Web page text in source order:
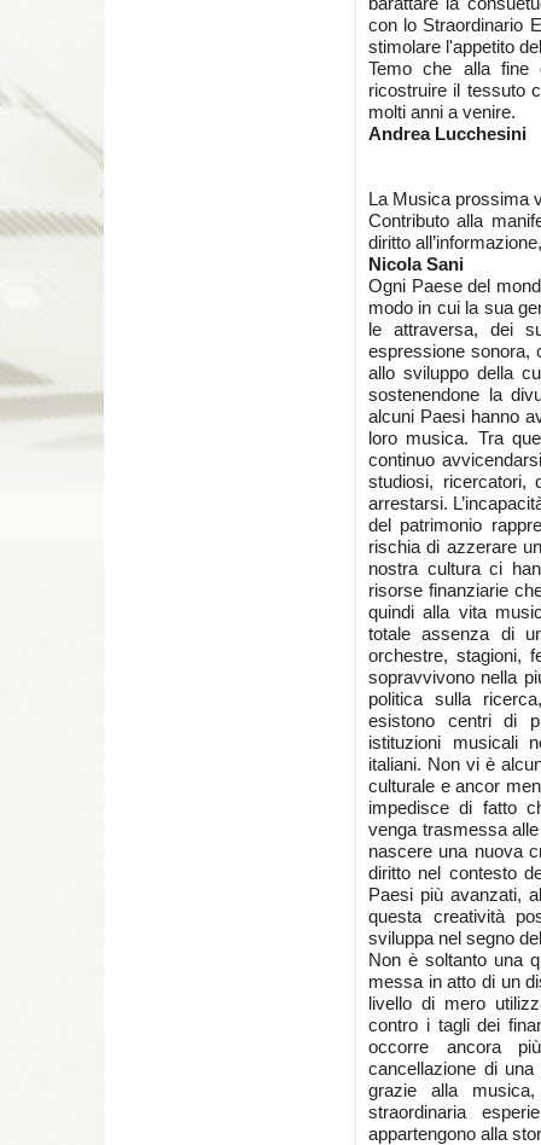
con lo Straordinario
stimolare l'appetito
Temo che alla fine
ricostruire il tessuto
molti anni a venire.
Andrea Lucchesini
La Musica prossima
Contributo alla
diritto
Nicola Sani
Ogni Paese del
modo in cui la sua
le attraversa, dei
espressione sonora,
allo sviluppo della
sostenendone la
alcuni Paesi hanno
loro musica. Tra
continuo
studiosi, ricercatori,
arrestarsi.
del patrimonio
rischia di azzerare
nostra cultura ci
risorse finanziarie
quindi alla vita
totale assenza di
orchestre, stagioni,
sopravvivono nella
politica sulla
esistono centri di
istituzioni musicali
italiani. Non vi è
culturale e ancor
impedisce di fatto
venga trasmessa
nascere una nuova
diritto nel contesto
Paesi più avanzati,
questa creatività
sviluppa nel segno
Non è soltanto una
messa in atto di un
livello di mero
contro i tagli dei
occorre ancora
cancellazione di
grazie alla
straordinaria
appartengono alla